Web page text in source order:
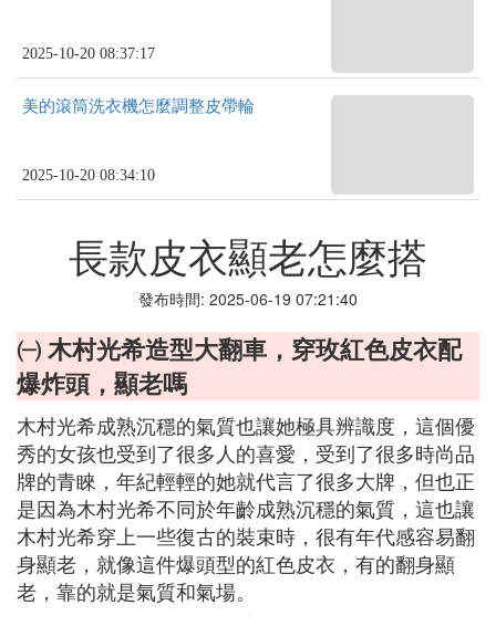
2025-10-20 08:37:17
美的滾筒洗衣機怎麼調整皮帶輪
2025-10-20 08:34:10
長款皮衣顯老怎麼搭
發布時間: 2025-06-19 07:21:40
㈠ 木村光希造型大翻車，穿玫紅色皮衣配
爆炸頭，顯老嗎
木村光希成熟沉穩的氣質也讓她極具辨識度，這個優
秀的女孩也受到了很多人的喜愛，受到了很多時尚品
牌的青睞，年紀輕輕的她就代言了很多大牌，但也正
是因為木村光希不同於年齡成熟沉穩的氣質，這也讓
木村光希穿上一些復古的裝束時，很有年代感容易翻
身顯老，就像這件爆頭型的紅色皮衣，有的翻身顯
老，靠的就是氣質和氣場。